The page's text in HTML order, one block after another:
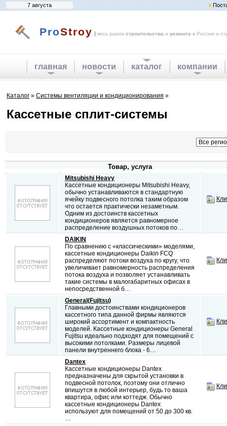
7 августа
ProStroy | весь рынок строительства и ремонта в России и
главная новости каталог компании
Каталог » Системы вентиляции и кондиционирования »
Кассетные сплит-системы
Товар, услуга
Mitsubishi Heavy
Кассетные кондиционеры Mitsubishi Heavy,
обычно устанавливаются в стандартную
ячейку подвесного потолка таким образом
что остается практически незаметным.
Одним из достоинств кассетных
кондиционеров является равномерное
распределение воздушных потоков по…
DAIKIN
По сравнению с «классическими» моделями,
кассетные кондиционеры Daikin FCQ
распределяют потоки воздуха по кругу, что
увеличивает равномерность распределения
потока воздуха и позволяет устанавливать
такие системы в малогабаритных офисах в
непосредственной б…
General(Fujitsu)
Главными достоинствами кондиционеров
кассетного типа данной фирмы являются
широкий ассортимент и компактность
моделей. Кассетные кондиционеры General
Fujitsu идеально подходят для помещений с
высокими потолками. Размеры лицевой
панели внутреннего блока - 6…
Dantex
Кассетные кондиционеры Dantex
предназначены для скрытой установки в
подвесной потолок, поэтому они отлично
впишутся в любой интерьер, будь то ваша
квартира, офис или коттедж. Обычно
кассетные кондиционеры Dantex
используют для помещений от 50 до 300 кв.
…